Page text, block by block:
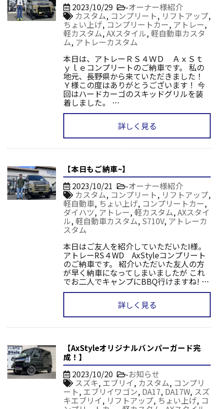
2023/10/29 -オーナー様紹介
カスタム, コンプリート, リフトアップ,
ちょい上げ,コンプリートカー, アトレー,
軽カスタム,AXスタイル, 軽自動車カスタ
ム, アトレーカスタム
本日は、アトレーＲＳ４ＷＤ ＡｘＳｔ
ｙｌｅコンプリートのご納車です。 私の
地元、長野県から来ていただきました！
Ｙ様この度はありがとうございます！ 今
回はハードカーゴのスキッドグリルを装
着しました。 …
詳しく見る
【本日もご納車~】
2023/10/21 -オーナー様紹介
カスタム, コンプリート, リフトアップ,
軽自動車, ちょい上げ, コンプリートカー,
ダイハツ, アトレー, 軽カスタム,AXスタイ
ル, 軽自動車カスタム, S710V, アトレーカ
スタム
本日はご友人を紹介していただいたI様。
アトレーRS４WD AxStyleコンプリート
のご納車です。 紹介いただいた友人の方
が早く納車になってしまいましたが これ
でお二人でキャンプにBBQ行けますね! …
詳しく見る
【AxStyleオリジナルバンパーガード完
成！】
2023/10/20 -お知らせ
スズキ,エブリイ, カスタム, コンプリ
ート, エブリイワゴン, DA17, DA17W, スズ
キエブリイ, リフトアップ, ちょい上げ, コ